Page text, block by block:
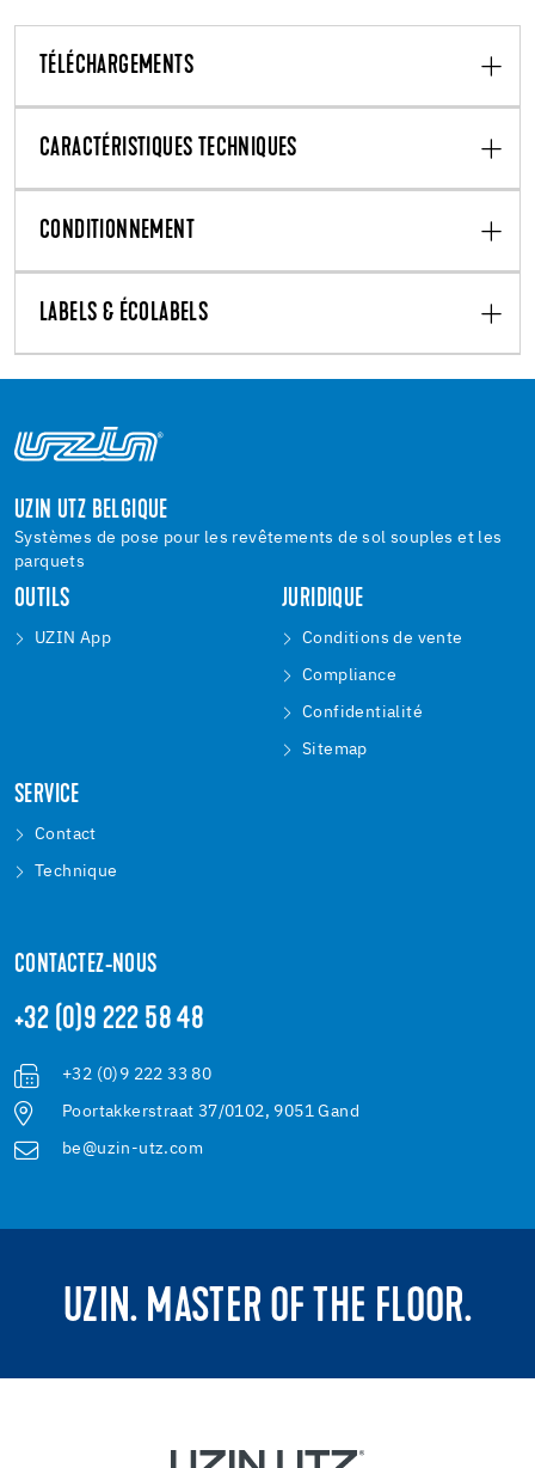
TÉLÉCHARGEMENTS
CARACTÉRISTIQUES TECHNIQUES
CONDITIONNEMENT
LABELS & ÉCOLABELS
UZIN UTZ BELGIQUE
Systèmes de pose pour les revêtements de sol souples et les
parquets
OUTILS
UZIN App
JURIDIQUE
Conditions de vente
Compliance
Confidentialité
Sitemap
SERVICE
Contact
Technique
CONTACTEZ-NOUS
+32 (0)9 222 58 48
+32 (0)9 222 33 80
Poortakkerstraat 37/0102, 9051 Gand
be@uzin-utz.com
UZIN. MASTER OF THE FLOOR.